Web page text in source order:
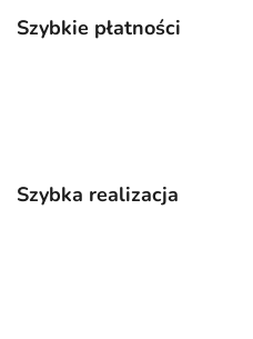
Szybkie płatności
Szybka realizacja